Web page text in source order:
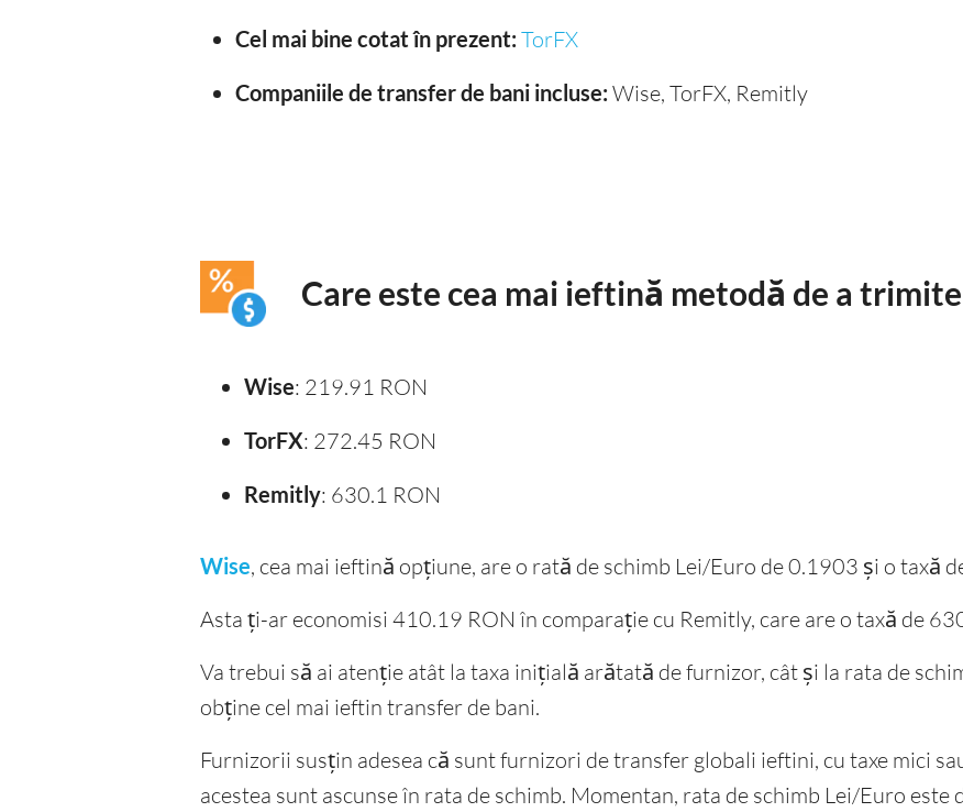
Cel mai bine cotat în prezent: TorFX
Companiile de transfer de bani incluse: Wise, TorFX, Remitly
Care este cea mai ieftină metodă de a
Wise: 219.91 RON
TorFX: 272.45 RON
Remitly: 630.1 RON
Wise, cea mai ieftină opțiune, are o rată de schimb Lei/Euro de 0.1903 și o taxă
Asta ți-ar economisi 410.19 RON în comparație cu Remitly, care are o taxă de
Va trebui să ai atenție atât la taxa inițială arătată de furnizor, cât și la rata de
obține cel mai ieftin transfer de bani.
Furnizorii susțin adesea că sunt furnizori de transfer globali ieftini, cu taxe mici
acestea sunt ascunse în rata de schimb. Momentan, rata de schimb Lei/Euro